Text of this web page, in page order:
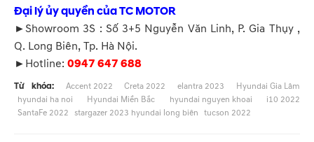
Đại lý ủy quyền của TC MOTOR
►Showroom 3S : Số 3+5 Nguyễn Văn Linh, P. Gia Thụy ,
Q. Long Biên, Tp. Hà Nội.
►Hotline: 0947 647 688
Từ khóa: Accent 2022 Creta 2022 elantra 2023
Hyundai Gia Lâm
hyundai ha noi
Hyundai Miền Bắc hyundai nguyen khoai
i10 2022
SantaFe 2022 stargazer 2023 hyundai long biên tucson 2022